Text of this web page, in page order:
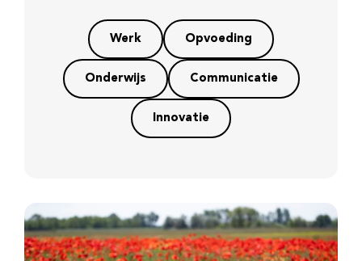
Werk Opvoeding
Onderwijs Communicatie
Innovatie